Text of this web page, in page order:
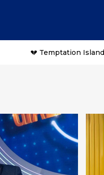
💔 Temptation Island